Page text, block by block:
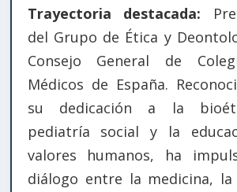
Trayectoria destacada:
del Grupo de Ética y
Consejo General de
Médicos de España.
su dedicación a la
pediatría social y la
valores humanos, ha
diálogo entre la medicina,